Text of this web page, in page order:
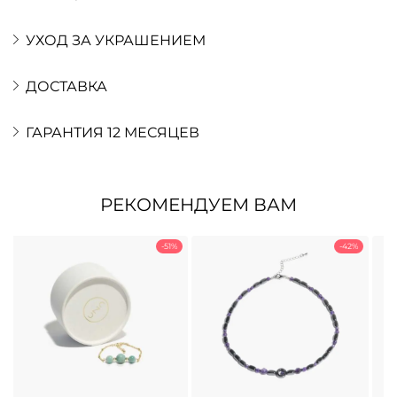
УХОД ЗА УКРАШЕНИЕМ
ДОСТАВКА
ГАРАНТИЯ 12 МЕСЯЦЕВ
РЕКОМЕНДУЕМ ВАМ
-51% -42%